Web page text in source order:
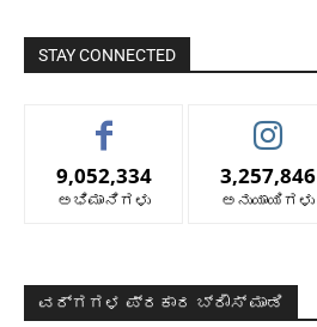
STAY CONNECTED
9,052,334
ಅಭಿಮಾನಿಗಳು
3,257,846
ಅನುಯಾಯಿಗಳು
ವರ್ಗಗಳ ಪ್ರಕಾರ ಬ್ರೌಸ್ ಮಾಡಿ